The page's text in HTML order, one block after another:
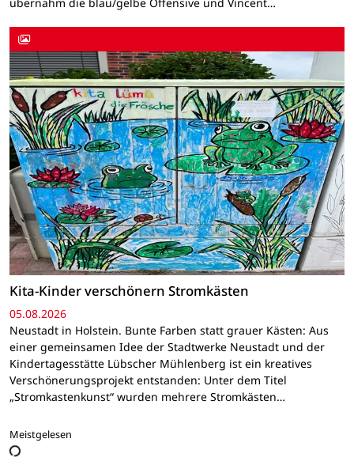
Kita-Kinder verschönern Stromkästen
05.08.2026
Neustadt in Holstein. Bunte Farben statt grauer Kästen: Aus
einer gemeinsamen Idee der Stadtwerke Neustadt und der
Kindertagesstätte Lübscher Mühlenberg ist ein kreatives
Verschönerungsprojekt entstanden: Unter dem Titel
„Stromkastenkunst“ wurden mehrere Stromkästen…
Meistgelesen